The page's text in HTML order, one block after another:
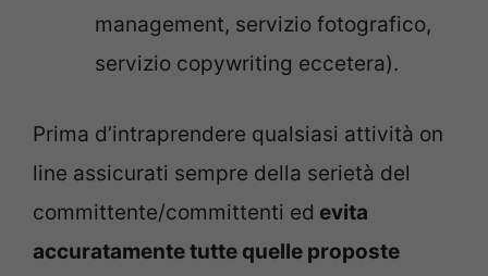
management, servizio fotografico,
servizio copywriting eccetera).
Prima d’intraprendere qualsiasi attività on
line assicurati sempre della serietà del
committente/committenti ed evita
accuratamente tutte quelle proposte